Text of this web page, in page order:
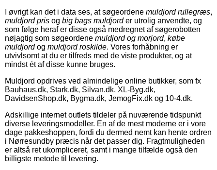
I øvrigt kan det i data ses, at søgeordene muldjord rullegræs,
muldjord pris og big bags muldjorder utrolig anvendte, og
som følge heraf er disse også medregnet af søgerobotten
nøjagtig som søgeordene muldjord og morjord, købe
muldjordog muldjord roskilde. Vores forhåbning er
utvivlsomt at du er tilfreds med de viste produkter, og at
mindst ét af disse kunne bruges.
Muldjord opdrives ved almindelige online butikker, som fx
Bauhaus.dk, Stark.dk, Silvan.dk, XL-Byg.dk,
DavidsenShop.dk, Bygma.dk, JemogFix.dk og 10-4.dk.
Adskillige internet outlets tildeler på nuværende tidspunkt
diverse leveringsmodeller. En af de mest moderne er i vore
dage pakkeshoppen, fordi du dermed nemt kan hente ordren
i Nørresundby præcis når det passer dig. Fragtmuligheden
er altså ret ukompliceret, samt i mange tilfælde også den
billigste metode til levering.